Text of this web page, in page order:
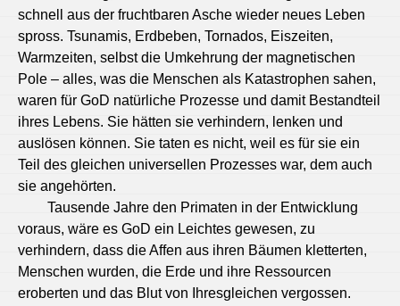
schnell aus der fruchtbaren Asche wieder neues Leben
spross. Tsunamis, Erdbeben, Tornados, Eiszeiten,
Warmzeiten, selbst die Umkehrung der magnetischen
Pole – alles, was die Menschen als Katastrophen sahen,
waren für GoD natürliche Prozesse und damit Bestandteil
ihres Lebens. Sie hätten sie verhindern, lenken und
auslösen können. Sie taten es nicht, weil es für sie ein
Teil des gleichen universellen Prozesses war, dem auch
sie angehörten.
Tausende Jahre den Primaten in der Entwicklung
voraus, wäre es GoD ein Leichtes gewesen, zu
verhindern, dass die Affen aus ihren Bäumen kletterten,
Menschen wurden, die Erde und ihre Ressourcen
eroberten und das Blut von Ihresgleichen vergossen.